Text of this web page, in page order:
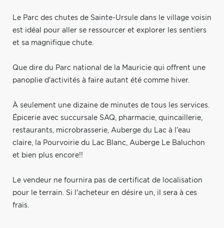
Le Parc des chutes de Sainte-Ursule dans le village voisin
est idéal pour aller se ressourcer et explorer les sentiers
et sa magnifique chute.
Que dire du Parc national de la Mauricie qui offrent une
panoplie d'activités à faire autant été comme hiver.
À seulement une dizaine de minutes de tous les services.
Épicerie avec succursale SAQ, pharmacie, quincaillerie,
restaurants, microbrasserie, Auberge du Lac à l'eau
claire, la Pourvoirie du Lac Blanc, Auberge Le Baluchon
et bien plus encore!!
Le vendeur ne fournira pas de certificat de localisation
pour le terrain. Si l'acheteur en désire un, il sera à ces
frais.